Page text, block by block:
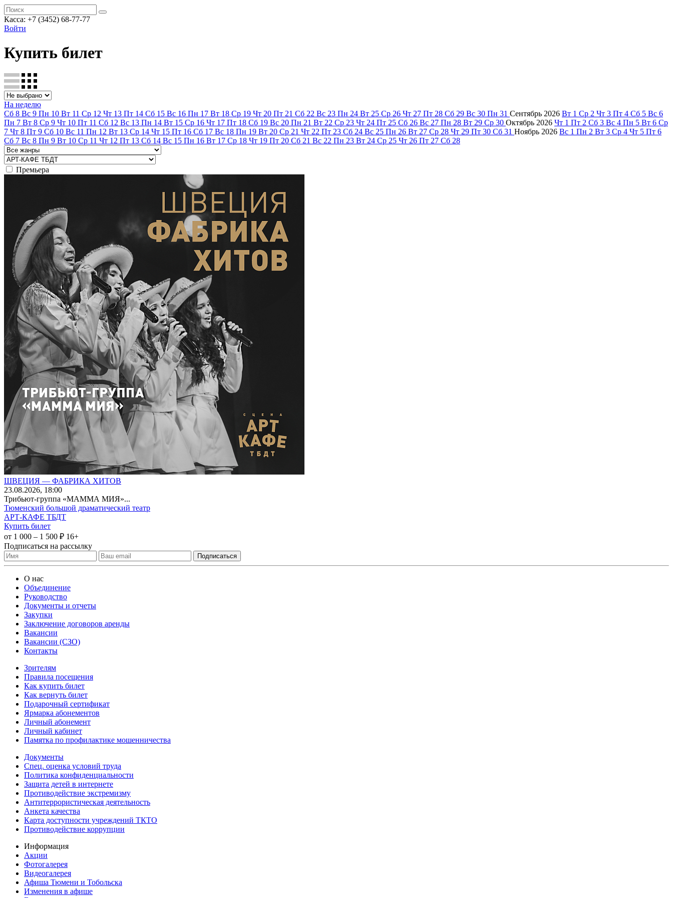
Касса: +7 (3452) 68-77-77
Войти
Купить билет
На неделю
Сб 8 Вс 9 Пн 10 Вт 11 Ср 12 Чт 13 Пт 14 Сб 15 Вс 16 Пн 17 Вт 18 Ср 19 Чт 20 Пт 21 Сб 22 Вс 23 Пн 24 Вт 25 Ср 26 Чт 27 Пт 28 Сб 29 Вс 30 Пн 31 Сентябрь 2026 Вт 1 Ср 2 Чт 3 Пт 4 Сб 5 Вс 6
Пн 7 Вт 8 Ср 9 Чт 10 Пт 11 Сб 12 Вс 13 Пн 14 Вт 15 Ср 16 Чт 17 Пт 18 Сб 19 Вс 20 Пн 21 Вт 22 Ср 23 Чт 24 Пт 25 Сб 26 Вс 27 Пн 28 Вт 29 Ср 30 Октябрь 2026 Чт 1 Пт 2 Сб 3 Вс 4 Пн 5 Вт 6 Ср
7 Чт 8 Пт 9 Сб 10 Вс 11 Пн 12 Вт 13 Ср 14 Чт 15 Пт 16 Сб 17 Вс 18 Пн 19 Вт 20 Ср 21 Чт 22 Пт 23 Сб 24 Вс 25 Пн 26 Вт 27 Ср 28 Чт 29 Пт 30 Сб 31 Ноябрь 2026 Вс 1 Пн 2 Вт 3 Ср 4 Чт 5 Пт 6
Сб 7 Вс 8 Пн 9 Вт 10 Ср 11 Чт 12 Пт 13 Сб 14 Вс 15 Пн 16 Вт 17 Ср 18 Чт 19 Пт 20 Сб 21 Вс 22 Пн 23 Вт 24 Ср 25 Чт 26 Пт 27 Сб 28
Премьера
ШВЕЦИЯ — ФАБРИКА ХИТОВ
23.08.2026, 18:00
Трибьют-группа «МАММА МИЯ»...
Тюменский большой драматический театр
АРТ-КАФЕ ТБДТ
Купить билет
от 1 000 – 1 500 ₽ 16+
Подписаться на рассылку
О нас
Объединение
Руководство
Документы и отчеты
Закупки
Заключение договоров аренды
Вакансии
Вакансии (СЗО)
Контакты
Зрителям
Правила посещения
Как купить билет
Как вернуть билет
Подарочный сертификат
Ярмарка абонементов
Личный абонемент
Личный кабинет
Памятка по профилактике мошенничества
Документы
Спец. оценка условий труда
Политика конфиденциальности
Защита детей в интернете
Противодействие экстремизму
Антитеррористическая деятельность
Анкета качества
Карта доступности учреждений ТКТО
Противодействие коррупции
Информация
Акции
Фотогалерея
Видеогалерея
Афиша Тюмени и Тобольска
Изменения в афише